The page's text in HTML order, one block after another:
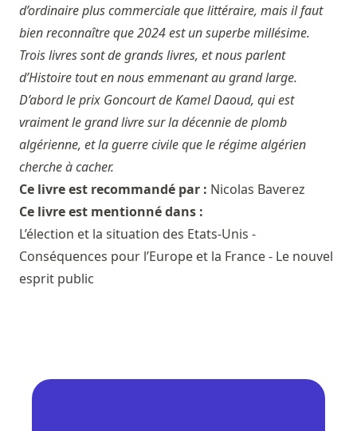
d’ordinaire plus commerciale que littéraire, mais il faut
bien reconnaître que 2024 est un superbe millésime.
Trois livres sont de grands livres, et nous parlent
d’Histoire tout en nous emmenant au grand large.
D’abord le prix Goncourt de Kamel Daoud, qui est
vraiment le grand livre sur la décennie de plomb
algérienne, et la guerre civile que le régime algérien
cherche à cacher.
Ce livre est recommandé par : Nicolas Baverez
Ce livre est mentionné dans :
L’élection et la situation des Etats-Unis -
Conséquences pour l’Europe et la France - Le nouvel
esprit public